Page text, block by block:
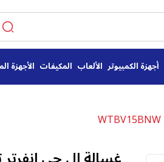
أجهزة الكمبيوتر الألعاب المكيفات الأجهزة